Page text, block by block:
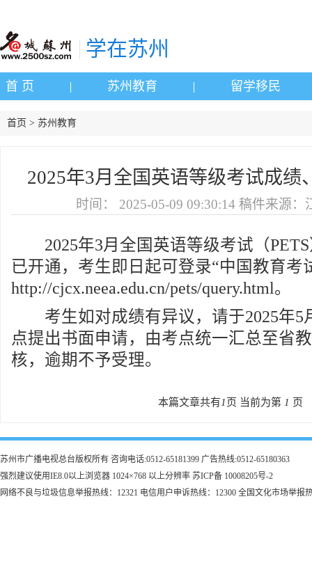
学在苏州
首 页 苏州教育 留学移民
首页 > 苏州教育
2025年3月全国英语等级考试成绩
时间： 2025-05-09 09:30:14 稿件来源：
2025年3月全国英语等级考试（PETS
已开通，考生即日起可登录“中国教育考
http://cjcx.neea.edu.cn/pets/query.html。
考生如对成绩有异议，请于2025年5
点提出书面申请，由考点统一汇总至省
核，逾期不予受理。
本篇文章共有1 页 当前为第 1 页
苏州市广播电视总台版权所有 咨询电话:0512-65181399 广告热线:0512-65180363
强烈建议使用IE8.0以上浏览器 1024×768 以上分辨率 苏ICP备 10008205号-2
网络不良与垃圾信息举报热线：12321 电信用户申诉热线：12300 全国文化市场举报